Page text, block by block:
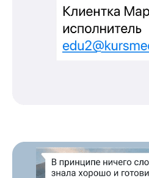
Новые курсы
Детская нутрициология
Молекулярная нутрициология
Основные сведения
Структура и органы
управления